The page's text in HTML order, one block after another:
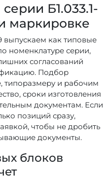
Б1.033.1-
маркировке
выпускаем как типовые
номенклатуре серии,
согласований
Подбор
типоразмеру и рабочим
сроки изготовления
документам. Если
позиций сразу,
чтобы не дробить
документы.
блоков